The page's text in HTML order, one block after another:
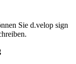
Sie d.velop sign